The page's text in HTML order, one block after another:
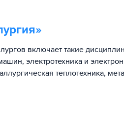
»
включает такие
электротехника и
теплотехника,